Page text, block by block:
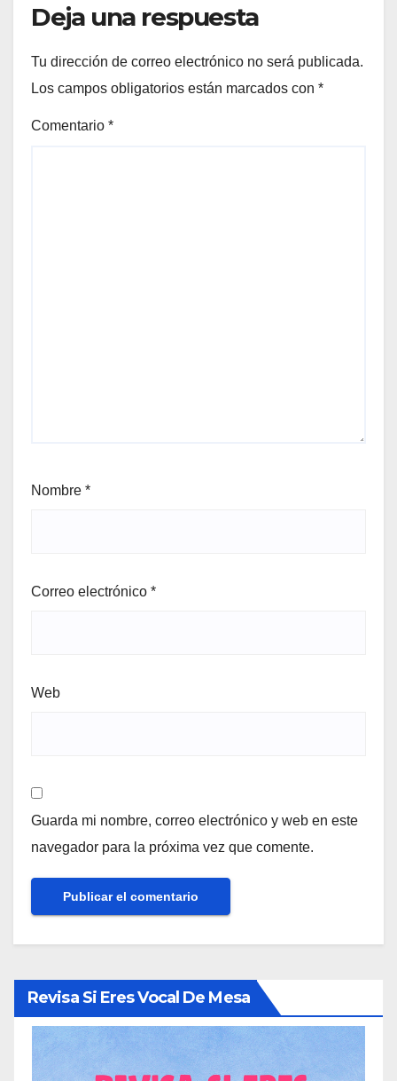
Deja una respuesta
Tu dirección de correo electrónico no será publicada.
Los campos obligatorios están marcados con *
Comentario *
Nombre *
Correo electrónico *
Web
Guarda mi nombre, correo electrónico y web en este
navegador para la próxima vez que comente.
Revisa Si Eres Vocal De Mesa